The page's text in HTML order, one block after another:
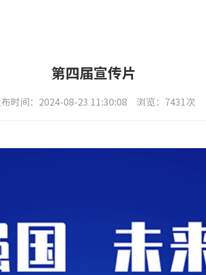
第四届宣传片
时间：2024-08-23 11:30:08 浏览：7431次